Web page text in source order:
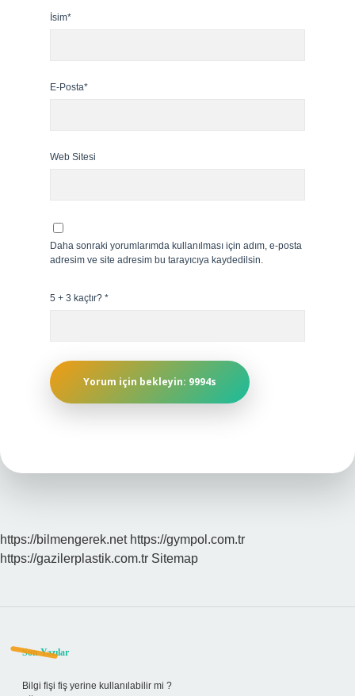
İsim*
E-Posta*
Web Sitesi
Daha sonraki yorumlarımda kullanılması için adım, e-posta
adresim ve site adresim bu tarayıcıya kaydedilsin.
5 + 3 kaçtır? *
https://bilmengerek.net https://gympol.com.tr
https://gazilerplastik.com.tr Sitemap
Sidebar
Son Yazılar
Bilgi fişi fiş yerine kullanılabilir mi ?